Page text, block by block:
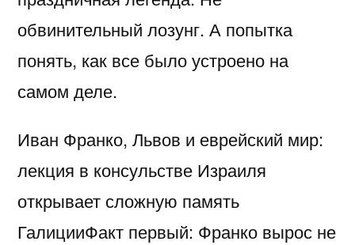
обвинительный лозунг. А попытка
понять, как все было устроено на
самом деле.
Иван Франко, Львов и еврейский мир:
лекция в консульстве Израиля
открывает сложную память
ГалицииФакт первый: Франко вырос не